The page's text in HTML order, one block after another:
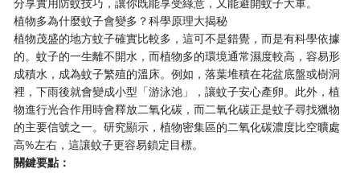
植物多為什麼蚊子會變多？科學原理大揭秘
植物茂盛的地方蚊子確實比較多，這可不是錯覺，而是有科學依據
的。蚊子的一生離不開水，而植物多的環境通常濕度較高，容易形
成積水，成為蚊子繁殖的溫床。例如，落葉堆積在花盆底盤或樹洞
裡，下雨後就會變成小型「游泳池」，讓蚊子安心產卵。此外，植
物進行光合作用時會釋放二氧化碳，而二氧化碳正是蚊子尋找獵物
的主要信號之一。研究顯示，植物密集區的二氧化碳濃度比空曠處
高%左右，這讓蚊子更容易鎖定目標。
​關鍵要點：​